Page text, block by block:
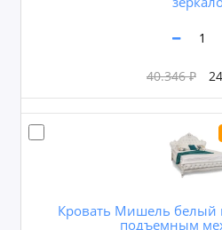
40.346 ₽
Кровать Мишель белый
подъемным